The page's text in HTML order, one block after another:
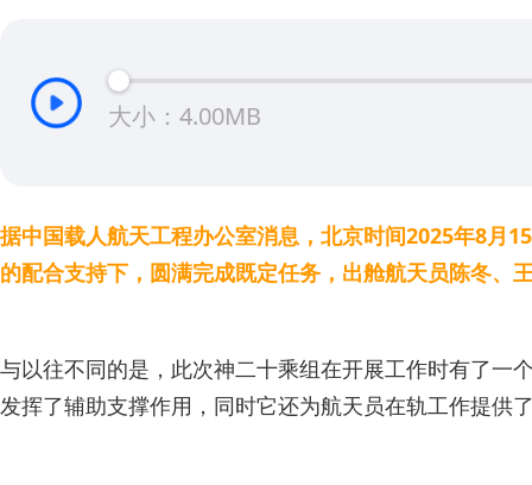
大小：4.00MB
据中国载人航天工程办公室消息，北京时间2025年8月
的配合支持下，圆满完成既定任务，出舱航天员陈冬、
与以往不同的是，此次神二十乘组在开展工作时有了一
发挥了辅助支撑作用，同时它还为航天员在轨工作提供